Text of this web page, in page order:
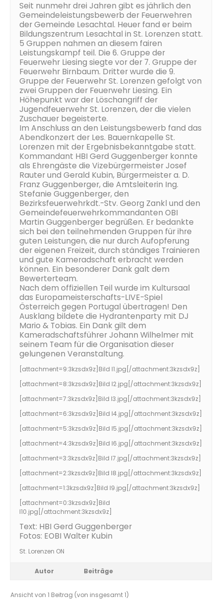
Seit nunmehr drei Jahren gibt es jährlich den
Gemeindeleistungsbewerb der Feuerwehren
der Gemeinde Lesachtal. Heuer fand er beim
Bildungszentrum Lesachtal in St. Lorenzen statt.
5 Gruppen nahmen an diesem fairen
Leistungskampf teil. Die 6. Gruppe der
Feuerwehr Liesing siegte vor der 7. Gruppe der
Feuerwehr Birnbaum. Dritter wurde die 9.
Gruppe der Feuerwehr St. Lorenzen gefolgt von
zwei Gruppen der Feuerwehr Liesing. Ein
Höhepunkt war der Löschangriff der
Jugendfeuerwehr St. Lorenzen, der die vielen
Zuschauer begeisterte.
Im Anschluss an den Leistungsbewerb fand das
Abendkonzert der Les. Bauernkapelle St.
Lorenzen mit der Ergebnisbekanntgabe statt.
Kommandant HBI Gerd Guggenberger konnte
als Ehrengäste die Vizebürgermeister Josef
Rauter und Gerald Kubin, Bürgermeister a. D.
Franz Guggenberger, die Amtsleiterin Ing.
Stefanie Guggenberger, den
Bezirksfeuerwehrkdt.-Stv. Georg Zankl und den
Gemeindefeuerwehrkommandanten OBI
Martin Guggenberger begrüßen. Er bedankte
sich bei den teilnehmenden Gruppen für ihre
guten Leistungen, die nur durch Aufopferung
der eigenen Freizeit, durch ständiges Trainieren
und gute Kameradschaft erbracht werden
können. Ein besonderer Dank galt dem
Bewerterteam.
Nach dem offiziellen Teil wurde im Kultursaal
das Europameisterschafts-LIVE-Spiel
Österreich gegen Portugal übertragen! Den
Ausklang bildete die Hydrantenparty mit DJ
Mario & Tobias. Ein Dank gilt dem
Kameradschaftsführer Johann Wilhelmer mit
seinem Team für die Organisation dieser
gelungenen Veranstaltung.
[attachment=9:3kzsdx9z] Bild I1.jpg [/attachment:3kzsdx9z]
[attachment=8:3kzsdx9z] Bild I2.jpg [/attachment:3kzsdx9z]
[attachment=7:3kzsdx9z] Bild I3.jpg [/attachment:3kzsdx9z]
[attachment=6:3kzsdx9z] Bild I4.jpg [/attachment:3kzsdx9z]
[attachment=5:3kzsdx9z] Bild I5.jpg [/attachment:3kzsdx9z]
[attachment=4:3kzsdx9z] Bild I6.jpg [/attachment:3kzsdx9z]
[attachment=3:3kzsdx9z] Bild I7.jpg [/attachment:3kzsdx9z]
[attachment=2:3kzsdx9z] Bild I8.jpg [/attachment:3kzsdx9z]
[attachment=1:3kzsdx9z] Bild I9.jpg [/attachment:3kzsdx9z]
[attachment=0:3kzsdx9z] Bild
I10.jpg [/attachment:3kzsdx9z]
Text: HBI Gerd Guggenberger
Fotos: EOBI Walter Kubin
St. Lorenzen ON
Autor Beiträge
Ansicht von 1 Beitrag (von insgesamt 1)